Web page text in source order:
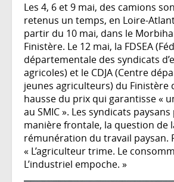
Les 4, 6 et 9 mai, des camions
retenus un temps, en Loire-
partir du 10 mai, dans le
Finistère. Le 12 mai, la FDSEA
départementale des syndicats
agricoles) et le CDJA (Centre
jeunes agriculteurs) du Finistère
hausse du prix qui garantisse «
au SMIC ». Les syndicats
manière frontale, la question de
rémunération du travail paysan.
« L’agriculteur trime. Le
L’industriel empoche. »